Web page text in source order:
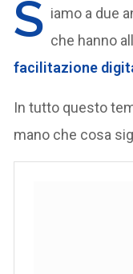
S iamo a due
che hanno
facilitazione
In tutto questo
mano che cosa